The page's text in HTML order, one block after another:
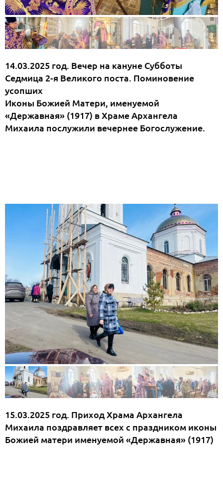
14.03.2025 год. Вечер на кануне Субботы
Седмица 2-я Великого поста. Поминовение
усопших
Иконы Божией Матери, именуемой
«Державная» (1917) в Храме Архангела
Михаила послужили вечернее Богослужение.
15.03.2025 год. Приход Храма Архангела
Михаила поздравляет всех с праздником иконы
Божией матери именуемой «Державная» (1917)